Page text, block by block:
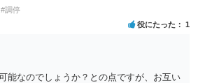
#調停
役にたった 1
能なのでしょうか？との点ですが、お互い